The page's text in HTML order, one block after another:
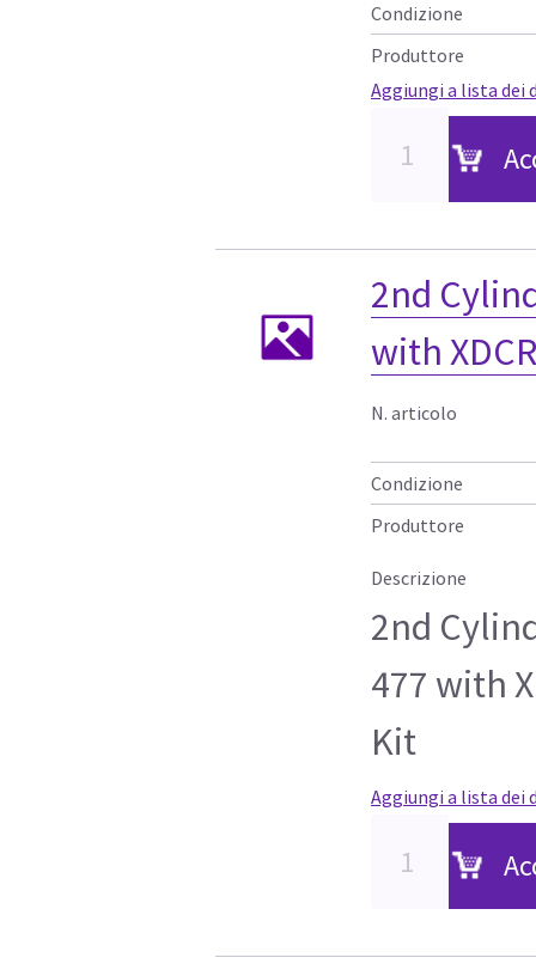
Condizione
Produttore
Aggiungi a lista dei
2nd
with XDCR
N. articolo
Condizione
Produttore
Descrizione
2nd
477 with
Kit
Aggiungi a lista dei